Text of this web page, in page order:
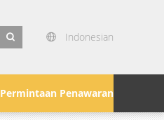
Indonesian
Permintaan Penawaran